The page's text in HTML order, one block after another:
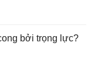
bởi trọng lực?